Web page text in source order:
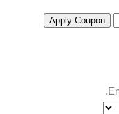
Apply Coupon